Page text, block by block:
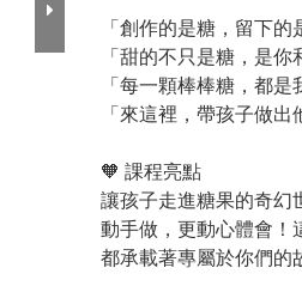
「創作的是糖，留下的
「甜的不只是糖，是你
「每一顆棒棒糖，都是
「來這裡，帶孩子做出
🧡 課程亮點
讓孩子走進糖果的奇幻
動手做，更動心體會！
都承載著專屬於你們的